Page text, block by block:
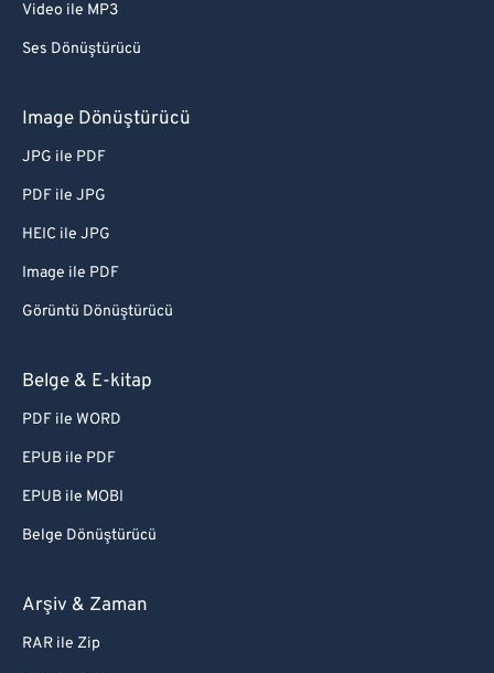
Video ile MP3
Ses Dönüştürücü
Image Dönüştürücü
JPG ile PDF
PDF ile JPG
HEIC ile JPG
Image ile PDF
Görüntü Dönüştürücü
Belge & E-kitap
PDF ile WORD
EPUB ile PDF
EPUB ile MOBI
Belge Dönüştürücü
Arşiv & Zaman
RAR ile Zip